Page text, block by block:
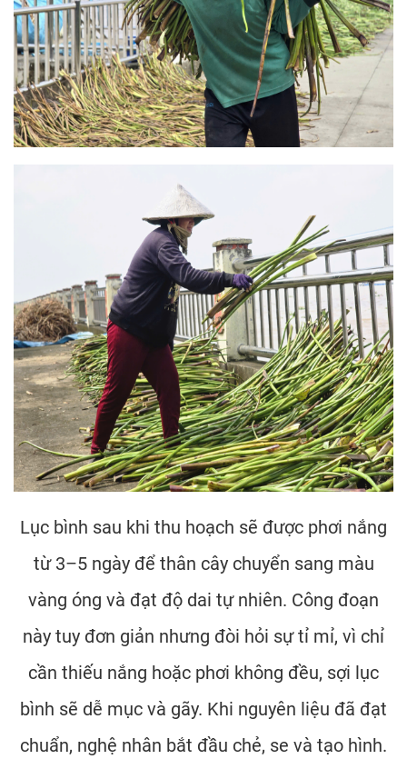
Lục bình sau khi thu hoạch sẽ được phơi nắng
từ 3–5 ngày để thân cây chuyển sang màu
vàng óng và đạt độ dai tự nhiên. Công đoạn
này tuy đơn giản nhưng đòi hỏi sự tỉ mỉ, vì chỉ
cần thiếu nắng hoặc phơi không đều, sợi lục
bình sẽ dễ mục và gãy. Khi nguyên liệu đã đạt
chuẩn, nghệ nhân bắt đầu chẻ, se và tạo hình.